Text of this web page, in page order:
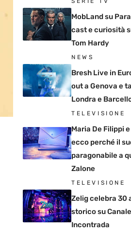
MobLand su
cast e curiosità
Tom Hardy
NEWS
Bresh Live in
out a Genova e
Londra e
TELEVISIONE
Maria De Filippi e
ecco perché il
paragonabile a
Zalone
TELEVISIONE
Zelig celebra 30
storico su
Incontrada